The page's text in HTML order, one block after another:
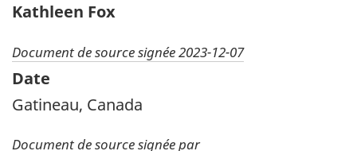
Kathleen Fox
Document de source signée 2023-12-07
Date
Gatineau, Canada
Document de source signée par